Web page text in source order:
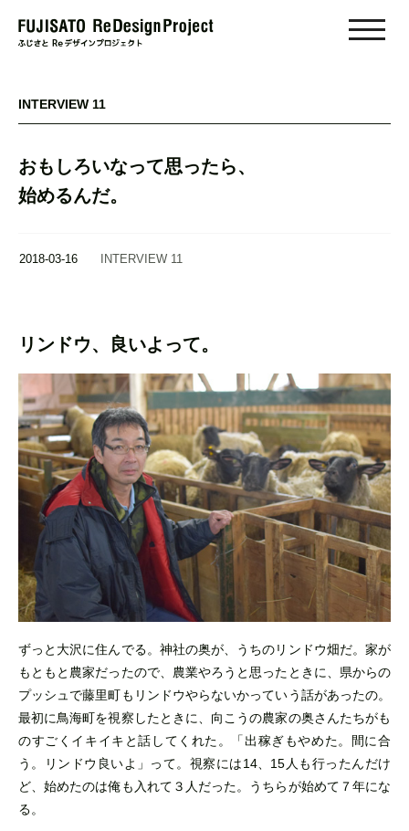
toggle
INTERVIEW 11
おもしろいなって思ったら、
始めるんだ。
2018-03-16 INTERVIEW 11
リンドウ、良いよって。
ずっと大沢に住んでる。神社の奥が、うちのリンドウ畑だ。家が
もともと農家だったので、農業やろうと思ったときに、県からの
プッシュで藤里町もリンドウやらないかっていう話があったの。
最初に鳥海町を視察したときに、向こうの農家の奥さんたちがも
のすごくイキイキと話してくれた。「出稼ぎもやめた。間に合
う。リンドウ良いよ」って。視察には14、15人も行ったんだけ
ど、始めたのは俺も入れて３人だった。うちらが始めて７年にな
る。